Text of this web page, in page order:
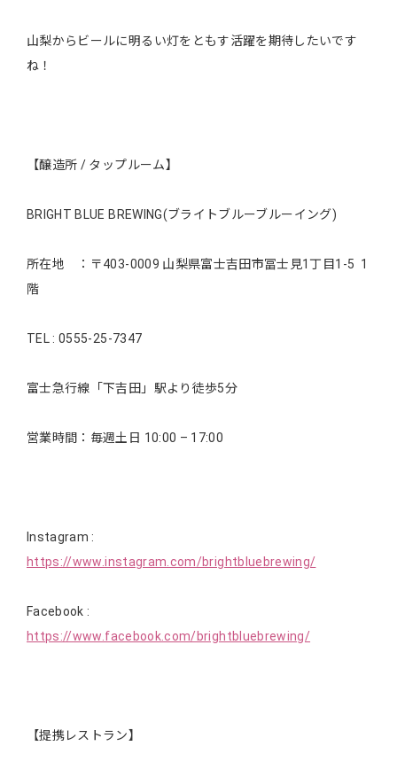
山梨からビールに明るい灯をともす活躍を期待したいです
ね！
【醸造所 / タップルーム】
BRIGHT BLUE BREWING(ブライトブルーブルーイング)
所在地 ：〒403-0009 山梨県富士吉田市冨士見1丁目1-5 1
階
TEL : 0555-25-7347
富士急行線「下吉田」駅より徒歩5分
営業時間：毎週土日 10:00 – 17:00
Instagram :
https://www.instagram.com/brightbluebrewing/
Facebook :
https://www.facebook.com/brightbluebrewing/
【提携レストラン】